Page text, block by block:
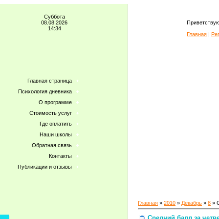
Суббота
08.08.2026
14:34
Главная страница
Психология дневника
О программе
Стоимость услуг
Где оплатить
Наши школы
Обратная связь
Контакты
Публикации и отзывы
Главная |
Главная » 2010 » Декабрь » 8 »